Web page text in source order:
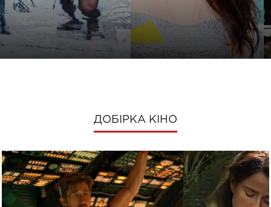
ДОБІРКА КІНО